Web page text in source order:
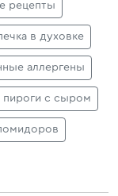
рецепты
в духовке
аллергены
пироги с сыром